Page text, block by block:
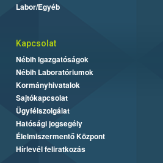
Labor/Egyéb
Kapcsolat
Nébih Igazgatóságok
Nébih Laboratóriumok
Kormányhivatalok
Sajtókapcsolat
Ügyfélszolgálat
Hatósági jogsegély
Élelmiszermentő Központ
Hírlevél feliratkozás